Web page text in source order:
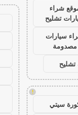
شراء
تشليح
سيارات
مصدومة
!
سيتي